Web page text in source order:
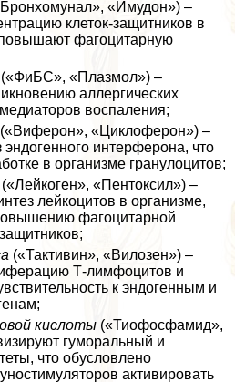
«Имудон») –
клеток-защитников в
повышают фагоцитарную
(«ФиБС», «Плазмол») –
аллергических
воспаления;
(«Виферон», «Циклоферон») –
эндогенного интерферона, что
в организме гранулоцитов;
(«Лейкоген», «Пентоксил») –
лейкоцитов в организме,
фагоцитарной
(«Тактивин», «Вилозен») –
Т-лимфоцитов и
к эндогенным и
кислоты («Тиофосфамид»,
гумopaльный и
что обусловлено
активировать